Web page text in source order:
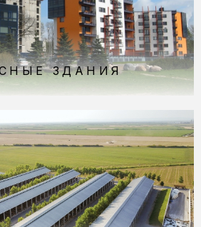
ЗДАНИЯ